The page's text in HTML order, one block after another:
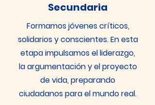
Secundaria
Formamos jóvenes críticos,
solidarios y conscientes. En esta
etapa impulsamos el liderazgo,
la argumentación y el proyecto
de vida, preparando
ciudadanos para el mundo real.